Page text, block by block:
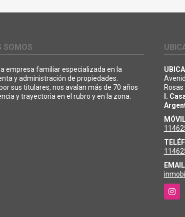
SOMOS
empresa familiar especializada en la
y administración de propiedades.
sus titulares, nos avalan más de 70 años
y trayectoria en el rubro y en la zona.
I.
EMAIL